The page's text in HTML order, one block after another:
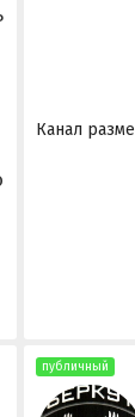
Канал
публичный